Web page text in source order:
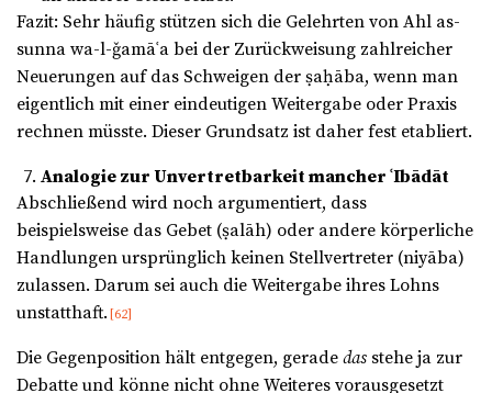
Fazit: Sehr häufig stützen sich die Gelehrten von Ahl as-
sunna wa-l-ǧamāʿa bei der Zurückweisung zahlreicher
Neuerungen auf das Schweigen der ṣaḥāba, wenn man
eigentlich mit einer eindeutigen Weitergabe oder Praxis
rechnen müsste. Dieser Grundsatz ist daher fest etabliert.
Analogie zur Unvertretbarkeit mancher ʿIbādāt
Abschließend wird noch argumentiert, dass
beispielsweise das Gebet (ṣalāh) oder andere körperliche
Handlungen ursprünglich keinen Stellvertreter (niyāba)
zulassen. Darum sei auch die Weitergabe ihres Lohns
unstatthaft. [62]
Die Gegenposition hält entgegen, gerade das stehe ja zur
Debatte und könne nicht ohne Weiteres vorausgesetzt